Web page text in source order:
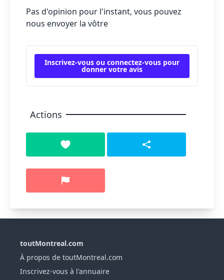
Pas d'opinion pour l'instant, vous pouvez
nous envoyer la vôtre
Inscrivez-vous ou connectez-vous pour
donner votre avis
Actions
toutMontreal.com
À propos de toutMontreal.com
Inscrivez-vous à l'annuaire